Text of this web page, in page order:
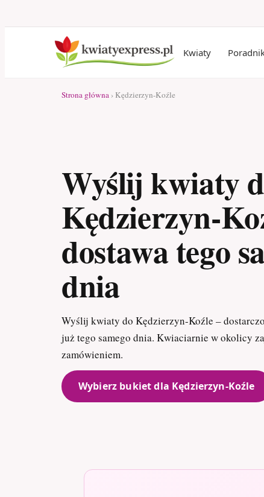
Kwiaty
Strona główna › Kędzierzyn-Koźle
Wyślij kwiaty
Kędzierzyn-
dostawa tego
dnia
Wyślij kwiaty do Kędzierzyn-Koźle –
już tego samego dnia. Kwiaciarnie w okolicy
zamówieniem.
Wybierz bukiet dla Kędzierzyn-Koźle